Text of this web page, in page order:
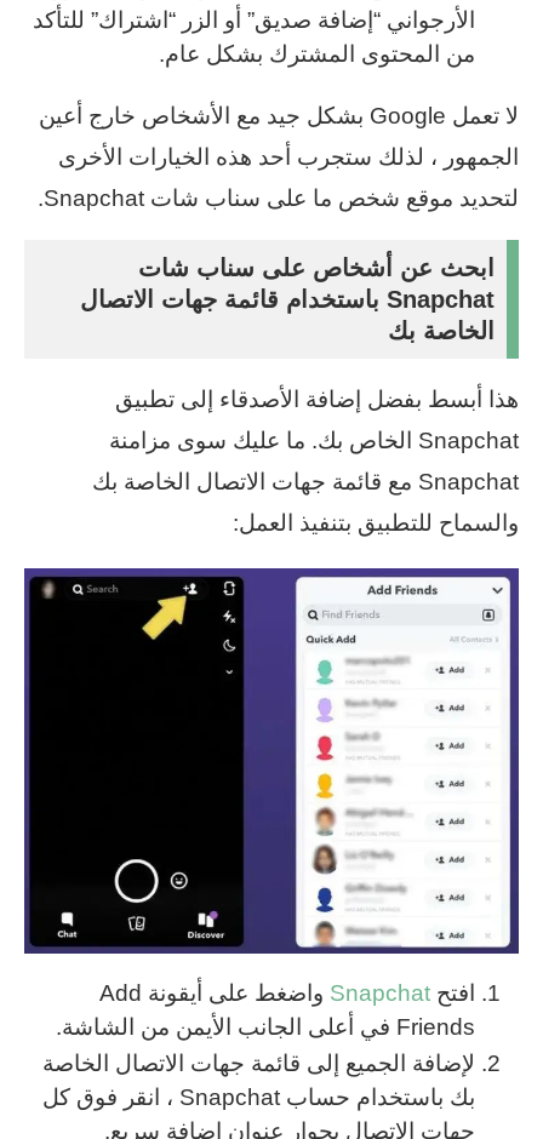
الأرجواني “إضافة صديق” أو الزر “اشتراك” للتأكد
من المحتوى المشترك بشكل عام.
لا تعمل Google بشكل جيد مع الأشخاص خارج أعين
الجمهور ، لذلك ستجرب أحد هذه الخيارات الأخرى
لتحديد موقع شخص ما على سناب شات Snapchat.
ابحث عن أشخاص على سناب شات
Snapchat باستخدام قائمة جهات الاتصال
الخاصة بك
هذا أبسط بفضل إضافة الأصدقاء إلى تطبيق
Snapchat الخاص بك. ما عليك سوى مزامنة
Snapchat مع قائمة جهات الاتصال الخاصة بك
والسماح للتطبيق بتنفيذ العمل:
افتح Snapchat
واضغط على أيقونة Add
Friends في أعلى الجانب الأيمن من الشاشة.
لإضافة الجميع إلى قائمة جهات الاتصال الخاصة
بك باستخدام حساب Snapchat ، انقر فوق كل
جهات الاتصال بجوار عنوان إضافة سريع.